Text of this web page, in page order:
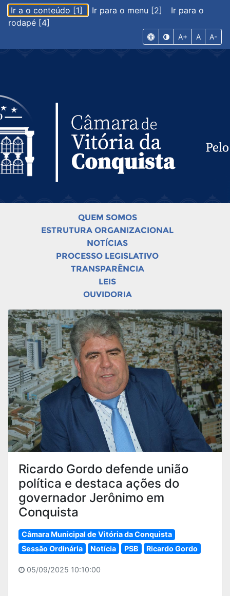
Ir a o conteúdo [1] Ir para o menu [2]
Ir para o
rodapé [4]
A+ A A-
QUEM SOMOS
ESTRUTURA ORGANIZACIONAL
NOTÍCIAS
PROCESSO LEGISLATIVO
TRANSPARÊNCIA
LEIS
OUVIDORIA
Ricardo Gordo defende união
política e destaca ações do
governador Jerônimo em
Conquista
Câmara Municipal de Vitória da Conquista
Sessão Ordinária
Notícia PSB Ricardo Gordo
05/09/2025 10:10:00